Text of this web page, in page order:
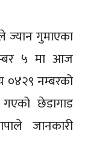
ज्यान गुमाएका
५ मा आज
०४२९ नम्बरको
छेडागाड
जानकारी